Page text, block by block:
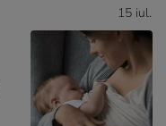
15 iul.